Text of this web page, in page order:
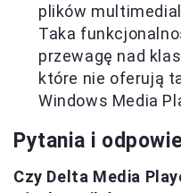
plików
Taka
przewagę nad
które nie oferują
Windows Media
Pytania i
Czy Delta Media